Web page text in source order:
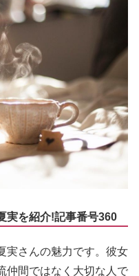
実を紹介!記事番号360
実さんの魅力です。彼女
仲間ではなく大切な人で